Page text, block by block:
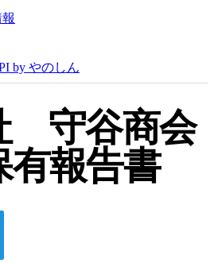
by やのしん
守谷商会
有報告書